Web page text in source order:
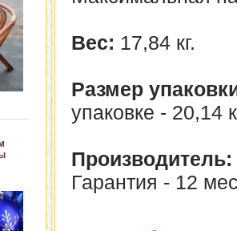
и
и
Вес: 17,84 кг.
Размер
упаковке - 20,14
Производитель:
Гарантия - 12